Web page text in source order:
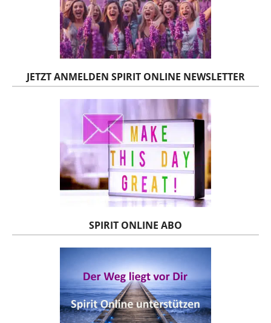
JETZT ANMELDEN SPIRIT ONLINE NEWSLETTER
SPIRIT ONLINE ABO